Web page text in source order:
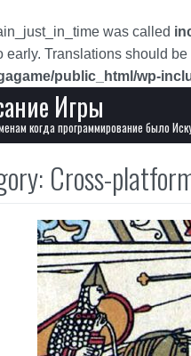
was called
early. Translations should
public_html/wp-
Игры
когда программирование было
Cross-